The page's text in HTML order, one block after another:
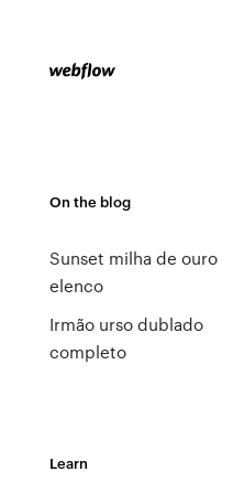
On the blog
Sunset milha de ouro
elenco
Irmão urso dublado
completo
Learn